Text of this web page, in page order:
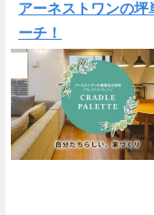
アーネストワンの
ーチ！